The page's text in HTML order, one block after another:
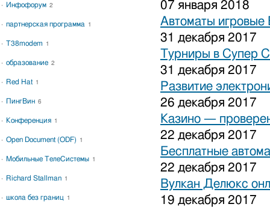
07 января 2018
Автоматы игровые
31 декабря 2017
Турниры в Супер
31 декабря 2017
Развитие
26 декабря 2017
Казино —
22 декабря 2017
Бесплатные
22 декабря 2017
Вулкан Делюкс
19 декабря 2017
Инфофорум 2
партнерская программа 1
T38modem 1
образование 2
Red Hat 1
ПингВин 6
Конференция 1
Open Document (ODF) 1
Мобильные ТелеСистемы 1
Richard Stallman 1
школа без границ 1